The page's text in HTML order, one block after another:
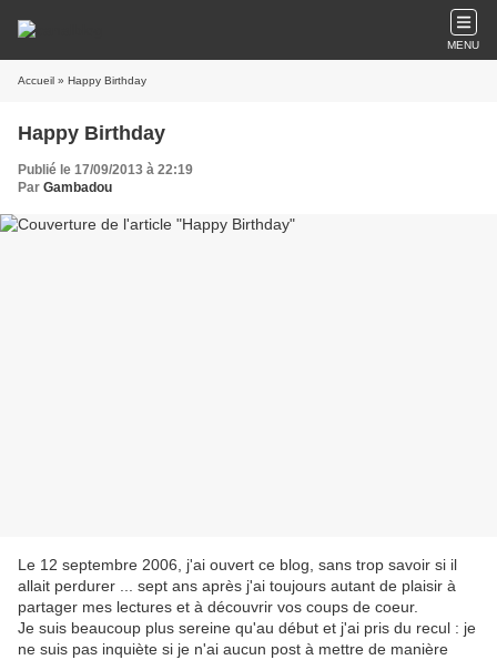
MENU
Accueil » Happy Birthday
Happy Birthday
Publié le 17/09/2013 à 22:19
Par Gambadou
Le 12 septembre 2006, j'ai ouvert ce blog, sans trop savoir si il
allait perdurer ... sept ans après j'ai toujours autant de plaisir à
partager mes lectures et à découvrir vos coups de coeur.
Je suis beaucoup plus sereine qu'au début et j'ai pris du recul : je
ne suis pas inquiète si je n'ai aucun post à mettre de manière